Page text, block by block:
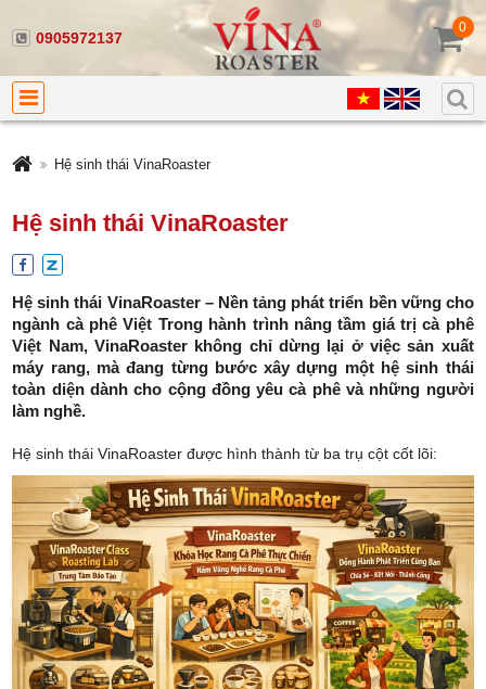
0905972137
0
Hệ sinh thái VinaRoaster
Hệ sinh thái VinaRoaster
Hệ sinh thái VinaRoaster – Nền tảng phát triển bền vững cho
ngành cà phê Việt Trong hành trình nâng tầm giá trị cà phê
Việt Nam, VinaRoaster không chỉ dừng lại ở việc sản xuất
máy rang, mà đang từng bước xây dựng một hệ sinh thái
toàn diện dành cho cộng đồng yêu cà phê và những người
làm nghề.
Hệ sinh thái VinaRoaster được hình thành từ ba trụ cột cốt lõi: